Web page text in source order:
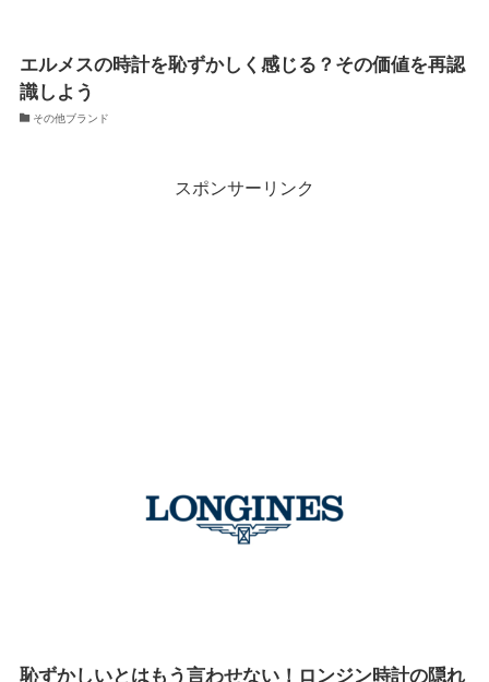
エルメスの時計を恥ずかしく感じる？その価値を再認
識しよう
その他ブランド
スポンサーリンク
恥ずかしいとはもう言わせない！ロンジン時計の隠れ